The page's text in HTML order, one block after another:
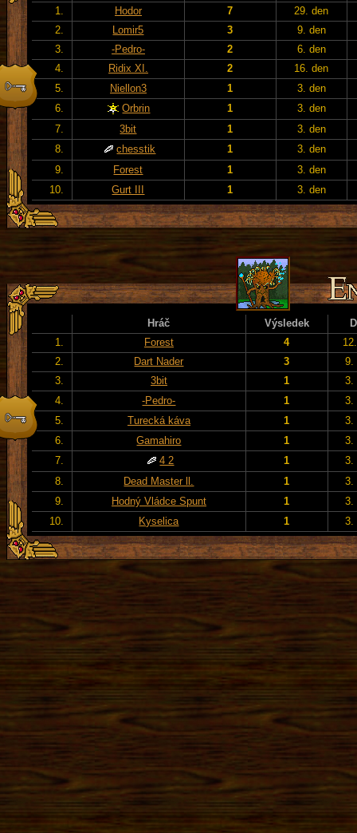
1.
Hodor 7
29. den
2.
Lomir5 3
9. den
3.
-Pedro- 2
6. den
4.
Ridix XI. 2
16. den
5.
Niellon3 1
3. den
6.
Orbrin 1
3. den
7.
3bit 1
3. den
8.
chesstik 1
3. den
9.
Forest 1
3. den
10.
Gurt III 1 3. den
Hráč Výsledek
1.
Forest 4
2.
Dart Nader 3
9.
3.
3bit 1
3.
4.
-Pedro- 1
3.
5.
Turecká káva 1
3.
6.
Gamahiro 1
3.
7.
4 2 1
3.
8.
Dead Master ll. 1
3.
9.
Hodný Vládce Spunt 1
3.
10.
Kyselica 1 3.